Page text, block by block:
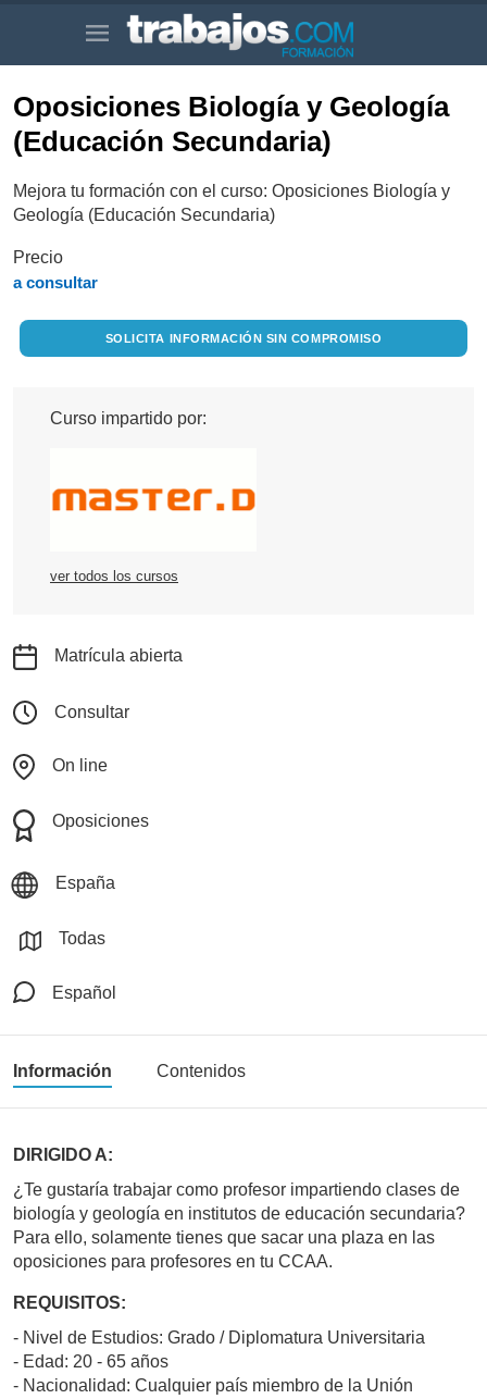
Oposiciones Biología y Geología
(Educación Secundaria)
Mejora tu formación con el curso: Oposiciones Biología y
Geología (Educación Secundaria)
Precio
a consultar
SOLICITA INFORMACIÓN SIN COMPROMISO
Curso impartido por:
ver todos los cursos
Matrícula abierta
Consultar
On line
Oposiciones
España
Todas
Español
Información Contenidos
DIRIGIDO A:
¿Te gustaría trabajar como profesor impartiendo clases de
biología y geología en institutos de educación secundaria?
Para ello, solamente tienes que sacar una plaza en las
oposiciones para profesores en tu CCAA.
REQUISITOS:
- Nivel de Estudios: Grado / Diplomatura Universitaria
- Edad: 20 - 65 años
- Nacionalidad: Cualquier país miembro de la Unión